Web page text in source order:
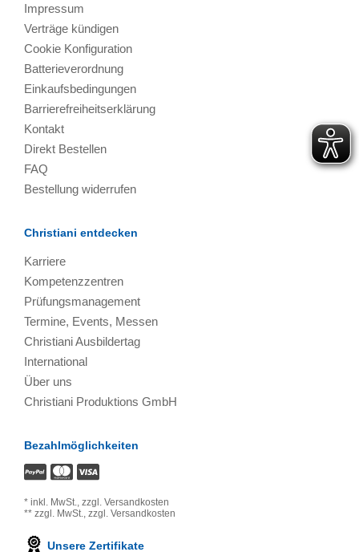
Impressum
Verträge kündigen
Cookie Konfiguration
Batterieverordnung
Einkaufsbedingungen
Barrierefreiheitserklärung
Kontakt
Direkt Bestellen
FAQ
Bestellung widerrufen
Christiani entdecken
Karriere
Kompetenzzentren
Prüfungsmanagement
Termine, Events, Messen
Christiani Ausbildertag
International
Über uns
Christiani Produktions GmbH
Bezahlmöglichkeiten
* inkl. MwSt., zzgl. Versandkosten
** zzgl. MwSt., zzgl. Versandkosten
Unsere Zertifikate